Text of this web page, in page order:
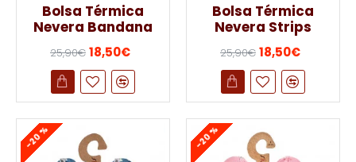
Bolsa Térmica
Nevera Bandana
25,90€ 18,50€
Bolsa Térmica
Nevera Strips
25,90€ 18,50€
-20 % -20 %